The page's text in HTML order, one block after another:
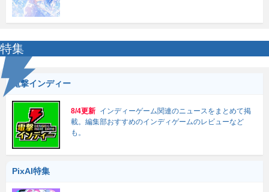
特集
電撃インディー
8/4更新 インディーゲーム関連のニュースをまとめて掲
載。編集部おすすめのインディゲームのレビューなど
も。
PixAI特集